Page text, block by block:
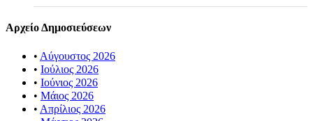
Αρχείο Δημοσιεύσεων
• Αύγουστος 2026
• Ιούλιος 2026
• Ιούνιος 2026
• Μάιος 2026
• Απρίλιος 2026